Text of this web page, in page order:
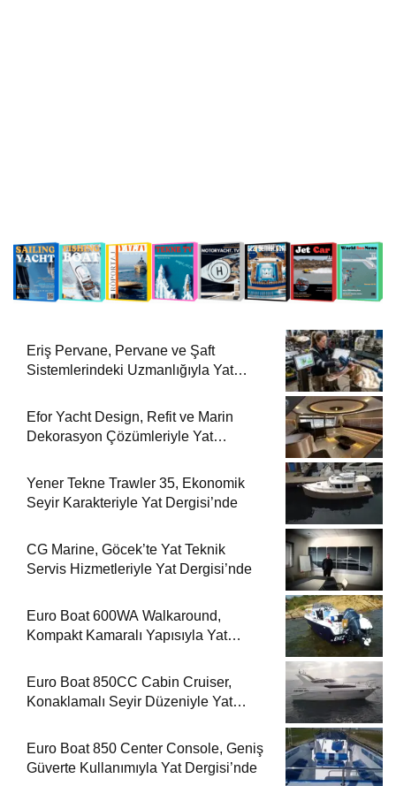
Eriş Pervane, Pervane ve Şaft
Sistemlerindeki Uzmanlığıyla Yat
Efor Yacht Design, Refit ve Marin
Dekorasyon Çözümleriyle Yat
Yener Tekne Trawler 35, Ekonomik
Seyir Karakteriyle Yat Dergisi’nde
CG Marine, Göcek’te Yat Teknik
Servis Hizmetleriyle Yat Dergisi’nde
Euro Boat 600WA Walkaround,
Kompakt Kamaralı Yapısıyla Yat
Euro Boat 850CC Cabin Cruiser,
Konaklamalı Seyir Düzeniyle Yat
Euro Boat 850 Center Console, Geniş
Güverte Kullanımıyla Yat Dergisi’nde